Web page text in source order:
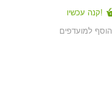
קנה עכשיו!
הוסף למועדפים